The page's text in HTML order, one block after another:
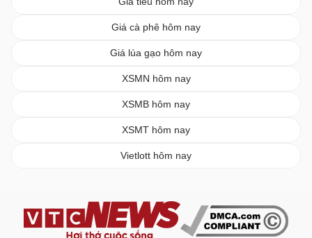
Giá cà phê hôm nay
Giá lúa gạo hôm nay
XSMN hôm nay
XSMB hôm nay
XSMT hôm nay
Vietlott hôm nay